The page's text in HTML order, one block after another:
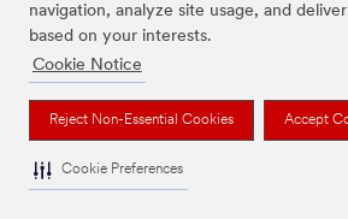
navigation, analyze site usage, and
based on your interests.
Cookie Notice
Reject Non-Essential Cookies Accept
Cookie Preferences